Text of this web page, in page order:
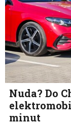
Nuda? Do
minut